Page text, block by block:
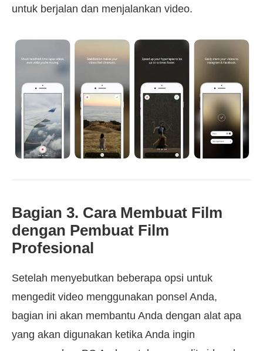
untuk berjalan dan menjalankan video.
Bagian 3. Cara Membuat Film
dengan Pembuat Film
Profesional
Setelah menyebutkan beberapa opsi untuk
mengedit video menggunakan ponsel Anda,
bagian ini akan membantu Anda dengan alat apa
yang akan digunakan ketika Anda ingin